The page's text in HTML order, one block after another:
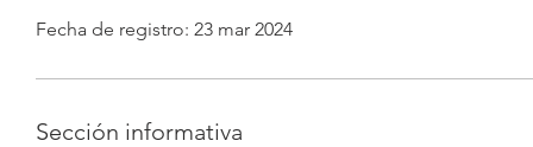
Fecha de registro: 23 mar 2024
Sección informativa